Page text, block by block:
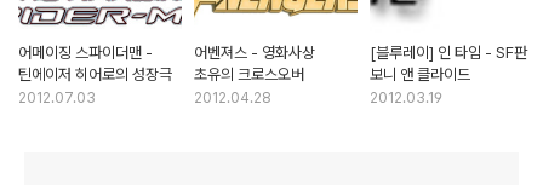
어메이징 스파이더맨 -
틴에이저 히어로의 성장극
2012.07.03
어벤져스 - 영화사상
초유의 크로스오버
2012.04.28
[블루레이] 인 타임 - SF판
보니 앤 클라이드
2012.03.19